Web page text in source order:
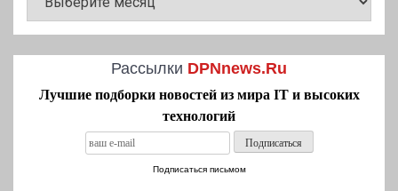
Рассылки DPNnews.Ru
Лучшие подборки новостей из мира IT и высоких
технологий
Подписаться письмом